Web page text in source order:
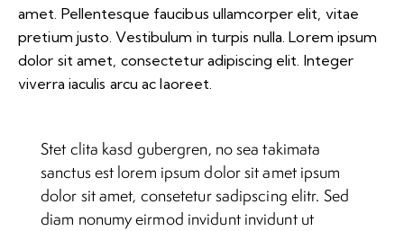
amet. Pellentesque faucibus ullamcorper elit, vitae
pretium justo. Vestibulum in turpis nulla. Lorem ipsum
dolor sit amet, consectetur adipiscing elit. Integer
viverra iaculis arcu ac laoreet.
Stet clita kasd gubergren, no sea takimata
sanctus est lorem ipsum dolor sit amet ipsum
dolor sit amet, consetetur sadipscing elitr. Sed
diam nonumy eirmod invidunt invidunt ut